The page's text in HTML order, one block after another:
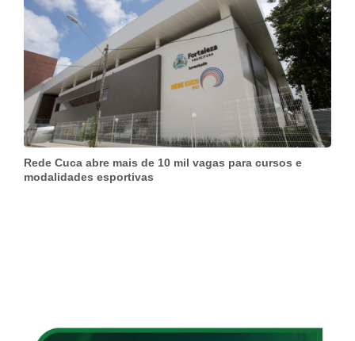
Rede Cuca abre mais de 10 mil vagas para cursos e
modalidades esportivas